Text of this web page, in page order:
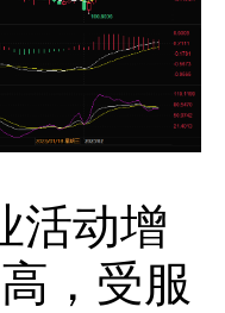
活动增
，受服